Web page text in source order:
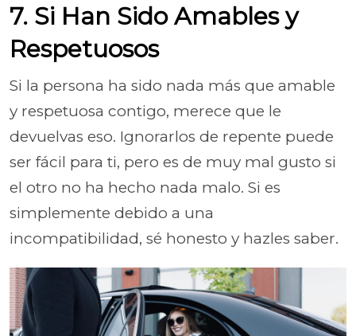
7. Si Han Sido Amables y
Respetuosos
Si la persona ha sido nada más que amable
y respetuosa contigo, merece que le
devuelvas eso. Ignorarlos de repente puede
ser fácil para ti, pero es de muy mal gusto si
el otro no ha hecho nada malo. Si es
simplemente debido a una
incompatibilidad, sé honesto y hazles saber.